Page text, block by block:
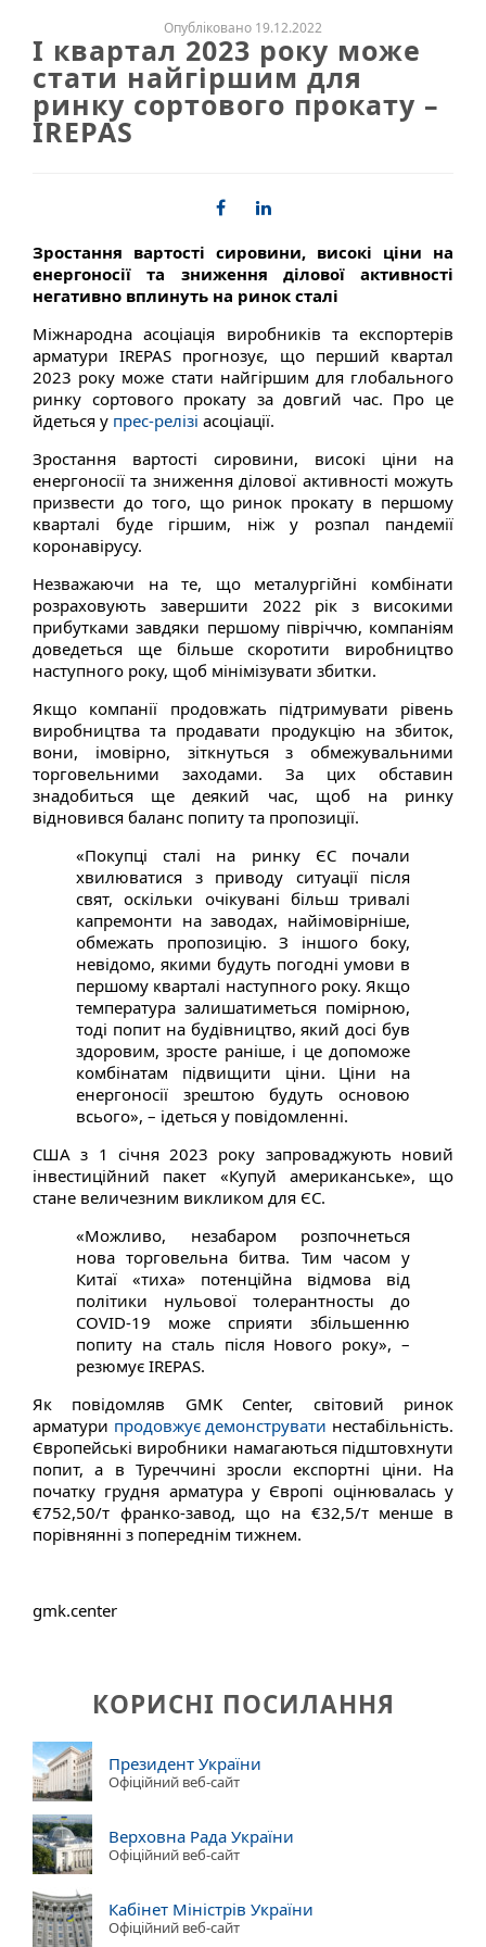
Опубліковано 19.12.2022
І квартал 2023 року може
стати найгіршим для
ринку сортового прокату –
IREPAS
Зростання вартості сировини, високі ціни на
енергоносії та зниження ділової активності
негативно вплинуть на ринок сталі
Міжнародна асоціація виробників та експортерів
арматури IREPAS прогнозує, що перший квартал
2023 року може стати найгіршим для глобального
ринку сортового прокату за довгий час. Про це
йдеться у прес-релізі асоціації.
Зростання вартості сировини, високі ціни на
енергоносії та зниження ділової активності можуть
призвести до того, що ринок прокату в першому
кварталі буде гіршим, ніж у розпал пандемії
коронавірусу.
Незважаючи на те, що металургійні комбінати
розраховують завершити 2022 рік з високими
прибутками завдяки першому півріччю, компаніям
доведеться ще більше скоротити виробництво
наступного року, щоб мінімізувати збитки.
Якщо компанії продовжать підтримувати рівень
виробництва та продавати продукцію на збиток,
вони, імовірно, зіткнуться з обмежувальними
торговельними заходами. За цих обставин
знадобиться ще деякий час, щоб на ринку
відновився баланс попиту та пропозиції.
«Покупці сталі на ринку ЄС почали
хвилюватися з приводу ситуації після
свят, оскільки очікувані більш тривалі
капремонти на заводах, найімовірніше,
обмежать пропозицію. З іншого боку,
невідомо, якими будуть погодні умови в
першому кварталі наступного року. Якщо
температура залишатиметься помірною,
тоді попит на будівництво, який досі був
здоровим, зросте раніше, і це допоможе
комбінатам підвищити ціни. Ціни на
енергоносії зрештою будуть основою
всього», – ідеться у повідомленні.
США з 1 січня 2023 року запроваджують новий
інвестиційний пакет «Купуй американське», що
стане величезним викликом для ЄС.
«Можливо, незабаром розпочнеться
нова торговельна битва. Тим часом у
Китаї «тиха» потенційна відмова від
політики нульової толерантносты до
COVID-19 може сприяти збільшенню
попиту на сталь після Нового року», –
резюмує IREPAS.
Як повідомляв GMK Center, світовий ринок
арматури продовжує демонструвати нестабільність.
Європейські виробники намагаються підштовхнути
попит, а в Туреччині зросли експортні ціни. На
початку грудня арматура у Європі оцінювалась у
€752,50/т франко-завод, що на €32,5/т менше в
порівнянні з попереднім тижнем.
gmk.center
КОРИСНІ ПОСИЛАННЯ
Президент України
Офіційний веб-сайт
Верховна Рада України
Офіційний веб-сайт
Кабінет Міністрів України
Офіційний веб-сайт